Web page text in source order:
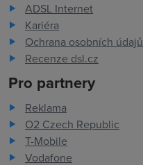
ADSL Internet
Kariéra
Ochrana osobních údajů
Recenze dsl.cz
Pro partnery
Reklama
O2 Czech Republic
T-Mobile
Vodafone